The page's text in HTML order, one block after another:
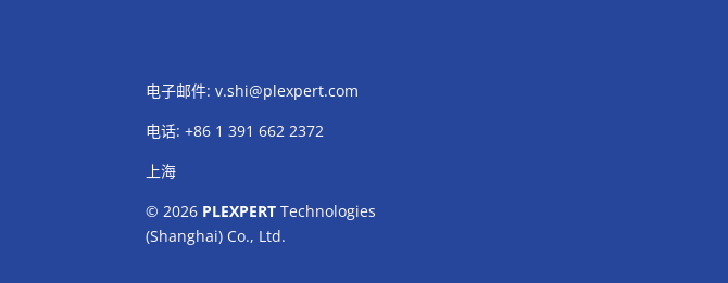
电子邮件:v.shi@plexpert.com
电话: +86 1 391 662 2372
上海
© 2026 PLEXPERT Technologies
(Shanghai) Co., Ltd.